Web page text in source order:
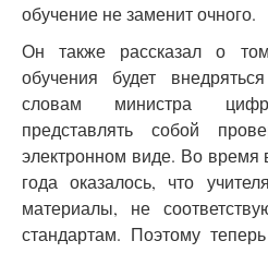
обучение не заменит очного.
Он также рассказал о
обучения будет
словам министра
представлять собой
электронном виде. Во время
года оказалось, что
материалы, не
стандартам. Поэтому